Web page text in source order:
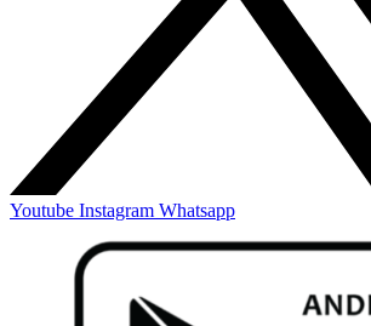
Youtube Instagram Whatsapp